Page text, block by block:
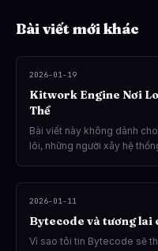
Bài viết mới khác
2026-01-19
Kitwork Engine Nơi
Thể
Bài viết này không dành
lõi, những người xây hệ
2026-01-11
Bytecode và tương lai
Vì sao tôi tin Bytecode sẽ